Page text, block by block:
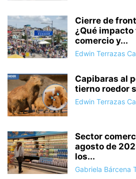
Cierre de
¿Qué impacto
comercio y...
Edwin Terrazas
Capibaras al
tierno roedor
Edwin Terrazas
Sector
agosto de
los...
Gabriela Bárcena